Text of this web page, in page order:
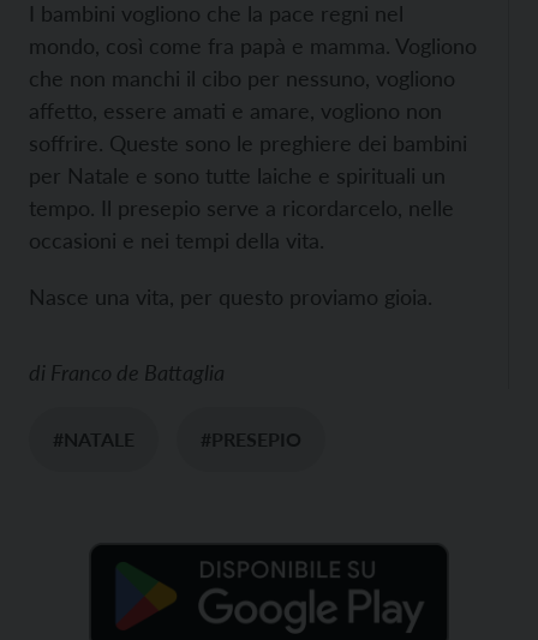
I bambini vogliono che la pace regni nel
mondo, così come fra papà e mamma. Vogliono
che non manchi il cibo per nessuno, vogliono
affetto, essere amati e amare, vogliono non
soffrire. Queste sono le preghiere dei bambini
per Natale e sono tutte laiche e spirituali un
tempo. Il presepio serve a ricordarcelo, nelle
occasioni e nei tempi della vita.
Nasce una vita, per questo proviamo gioia.
di Franco de Battaglia
#NATALE #PRESEPIO